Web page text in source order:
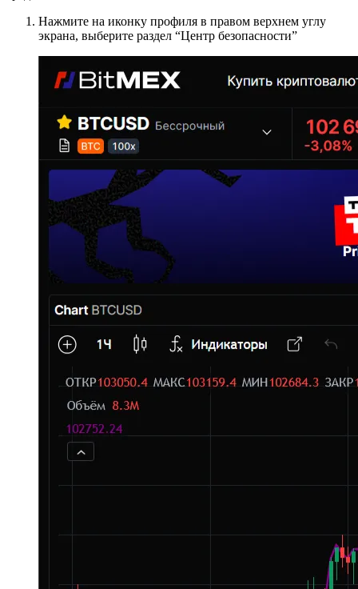
Нажмите на иконку профиля в правом верхнем углу
экрана, выберите раздел “Центр безопасности”